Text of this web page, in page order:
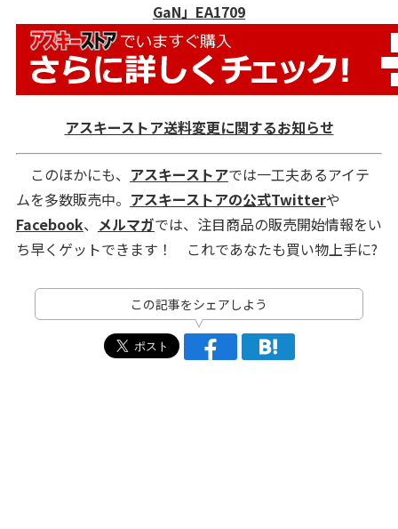
GaN」EA1709
アスキーストア送料変更に関するお知らせ
このほかにも、 アスキーストアでは一工夫あるアイテ
ムを多数販売中。 アスキーストアの公式Twitterや
Facebook、 メルマガでは、注目商品の販売開始情報をい
ち早くゲットできます！ これであなたも買い物上手に?
この記事をシェアしよう